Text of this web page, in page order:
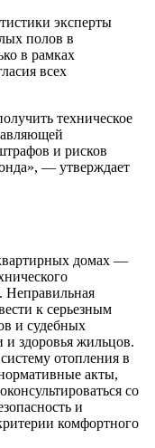
эксперты
полов в
в рамках
всех
техническое
и рисков
— утверждает
домах —
Неправильная
к серьезным
и судебных
и здоровья жильцов.
отопления в
акты,
со
и
комфортного